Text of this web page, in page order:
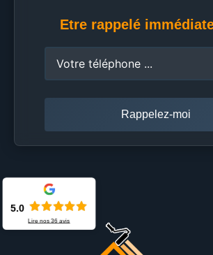
Etre rappelé
5.0
Lire nos36 avis